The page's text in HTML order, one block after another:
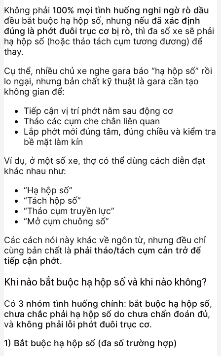
Không phải 100% mọi tình huống nghi ngờ rò dầu
đều bắt buộc hạ hộp số, nhưng nếu đã xác định
đúng là phớt đuôi trục cơ bị rò, thì đa số xe sẽ phải
hạ hộp số (hoặc tháo tách cụm tương đương) để
thay.
Cụ thể, nhiều chủ xe nghe gara báo “hạ hộp số” rồi
lo ngại, nhưng bản chất kỹ thuật là gara cần tạo
không gian để:
Tiếp cận vị trí phớt nằm sau động cơ
Tháo các cụm che chắn liên quan
Lắp phớt mới đúng tâm, đúng chiều và kiểm tra
bề mặt làm kín
Ví dụ, ở một số xe, thợ có thể dùng cách diễn đạt
khác nhau như:
“Hạ hộp số”
“Tách hộp số”
“Tháo cụm truyền lực”
“Mở cụm chuông số”
Các cách nói này khác về ngôn từ, nhưng đều chỉ
cùng bản chất là phải tháo/tách cụm cản trở để
tiếp cận phớt.
Khi nào bắt buộc hạ hộp số và khi nào không?
Có 3 nhóm tình huống chính: bắt buộc hạ hộp số,
chưa chắc phải hạ hộp số do chưa chẩn đoán đủ,
và không phải lỗi phớt đuôi trục cơ.
1) Bắt buộc hạ hộp số (đa số trường hợp)